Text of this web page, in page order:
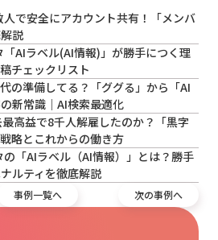
人で安全にアカウント共有！「メンバ
説
「AIラベル(AI情報)」が勝手につく理
チェックリスト
の準備してる？「ググる」から「AI
新常識｜AI検索最適化
高益で8千人解雇したのか？「黒字
略とこれからの働き方
の「AIラベル（AI情報）」とは？勝手
ルティを徹底解説
事例一覧へ 次の事例へ